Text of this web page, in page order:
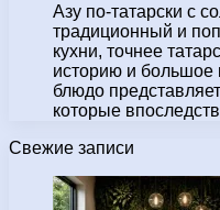
Азу по-татарски с
традиционный и
кухни, точнее
историю и большое
блюдо
которые
Свежие записи